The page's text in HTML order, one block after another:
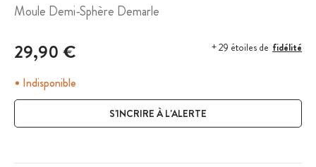
Moule Demi-Sphère Demarle
29,90 € + 29 étoiles de fidélité
Indisponible
S'INCRIRE À L'ALERTE